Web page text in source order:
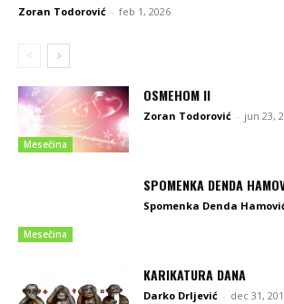
Zoran Todorović - feb 1, 2026
Mesečina
OSMEHOM II
Zoran Todorović - jun 23,
Mesečina
SPOMENKA DENDA
Spomenka Denda
KARIKATURA DANA
Darko Drljević - dec 31,